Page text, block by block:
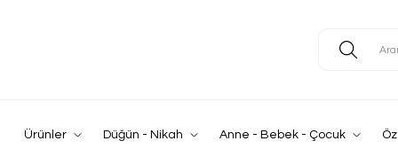
Ürünler Düğün - Nikah Anne - Bebek - Çocuk